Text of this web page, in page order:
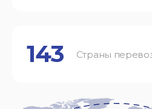
143 Страны